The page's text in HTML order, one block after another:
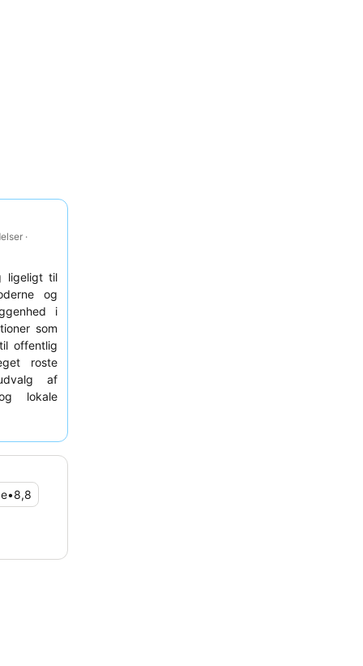
·
ligeligt til
og
i
som
offentlig
roste
af
lokale
•8,8